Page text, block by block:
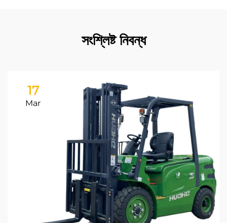
সংশ্লিষ্ট নিবন্ধ
17
Mar